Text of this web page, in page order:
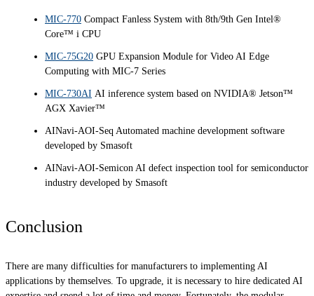
MIC-770 Compact Fanless System with 8th/9th Gen Intel®
Core™ i CPU
MIC-75G20 GPU Expansion Module for Video AI Edge
Computing with MIC-7 Series
MIC-730AI AI inference system based on NVIDIA® Jetson™
AGX Xavier™
AINavi-AOI-Seq Automated machine development software
developed by Smasoft
AINavi-AOI-Semicon AI defect inspection tool for semiconductor
industry developed by Smasoft
Conclusion
There are many difficulties for manufacturers to implementing AI
applications by themselves. To upgrade, it is necessary to hire dedicated AI